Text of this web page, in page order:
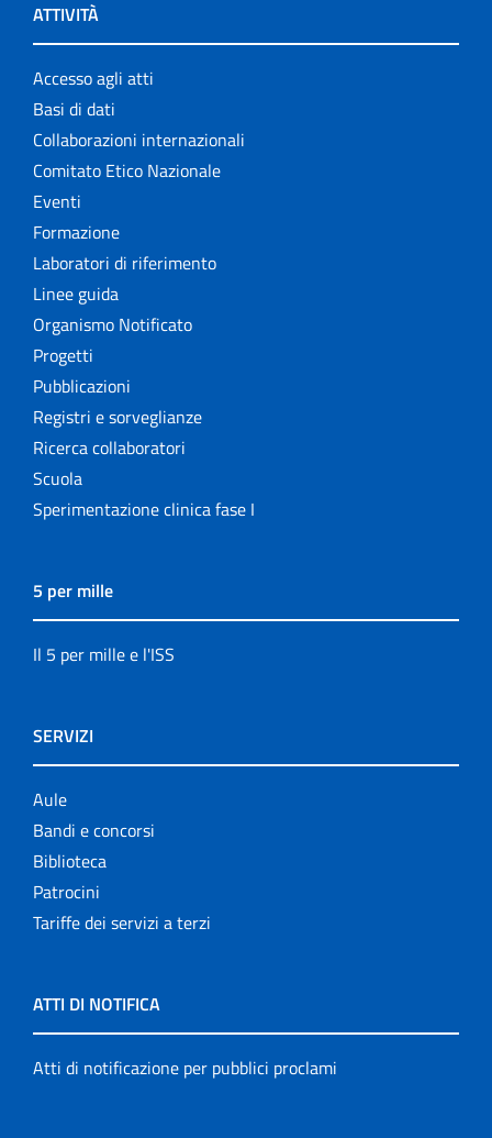
ATTIVITÀ
Accesso agli atti
Basi di dati
Collaborazioni internazionali
Comitato Etico Nazionale
Eventi
Formazione
Laboratori di riferimento
Linee guida
Organismo Notificato
Progetti
Pubblicazioni
Registri e sorveglianze
Ricerca collaboratori
Scuola
Sperimentazione clinica fase I
5 per mille
Il 5 per mille e l'ISS
SERVIZI
Aule
Bandi e concorsi
Biblioteca
Patrocini
Tariffe dei servizi a terzi
ATTI DI NOTIFICA
Atti di notificazione per pubblici proclami